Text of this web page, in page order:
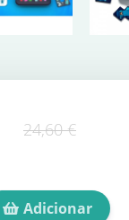
24,60 €
Adicionar